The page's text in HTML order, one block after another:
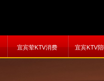
宜宾荤KTV消费 宜宾KTV